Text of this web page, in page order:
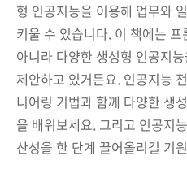
형 인공지능을 이용해 업무와
키울 수 있습니다. 이 책에는
아니라 다양한 생성형 인공지
제안하고 있거든요. 인공지능
니어링 기법과 함께 다양한 생
을 배워보세요. 그리고 인공지
산성을 한 단계 끌어올리길 기